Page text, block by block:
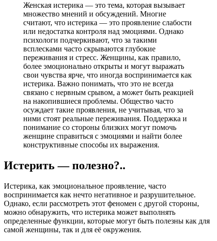
Женская истерика — это тема, которая вызывает
множество мнений и обсуждений. Многие
считают, что истерика — это проявление слабости
или недостатка контроля над эмоциями. Однако
психологи подчеркивают, что за такими
всплесками часто скрываются глубокие
переживания и стресс. Женщины, как правило,
более эмоционально открыты и могут выражать
свои чувства ярче, что иногда воспринимается как
истерика. Важно понимать, что это не всегда
связано с нервным срывом, а может быть реакцией
на накопившиеся проблемы. Общество часто
осуждает такие проявления, не учитывая, что за
ними стоят реальные переживания. Поддержка и
понимание со стороны близких могут помочь
женщине справиться с эмоциями и найти более
конструктивные способы их выражения.
Истерить — полезно?..
Истерика, как эмоциональное проявление, часто
воспринимается как нечто негативное и разрушительное.
Однако, если рассмотреть этот феномен с другой стороны,
можно обнаружить, что истерика может выполнять
определенные функции, которые могут быть полезны как для
самой женщины, так и для её окружения.